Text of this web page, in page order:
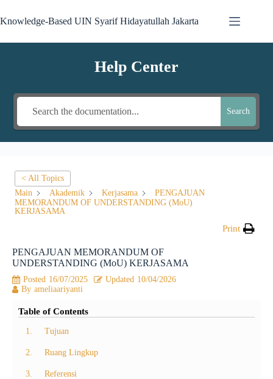
Knowledge-Based UIN Syarif Hidayatullah Jakarta
Help Center
Search
< All Topics
Main
Akademik Kerjasama
PENGAJUAN
MEMORANDUM OF UNDERSTANDING (MoU)
KERJASAMA
Print
PENGAJUAN MEMORANDUM OF
UNDERSTANDING (MoU) KERJASAMA
Posted 16/07/2025 Updated 10/04/2026
By ameliaariyanti
Table of Contents
1. Tujuan
2. Ruang Lingkup
3. Referensi